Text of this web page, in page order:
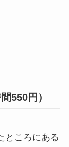
550円）
ところにある